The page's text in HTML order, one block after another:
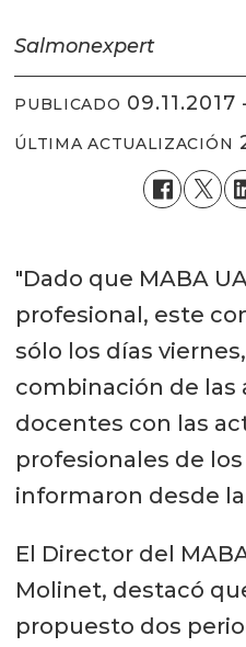
Salmonexpert
PUBLICADO
ÚLTIMA ACTUALIZACIÓN
"Dado que MABA
profesional, este
sólo los días
combinación de las
docentes con las
profesionales de
informaron desde la
El Director del
Molinet, destacó
propuesto dos